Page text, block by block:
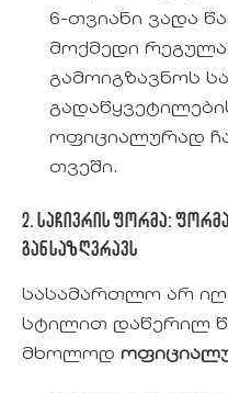
6-თვიანი ვადა
მოქმედი
გამოიგზავნოს
ოფიციალურად
თვეში.
2. საჩივრის ფორმა:
განსაზღვრავს
სასამართლო არ
სტილით დაწერილ
მხოლოდ